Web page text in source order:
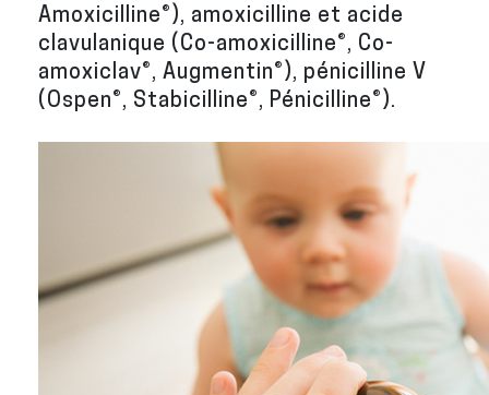
Amoxicilline®), amoxicilline et acide
clavulanique (Co-amoxicilline®, Co-
amoxiclav®, Augmentin®), pénicilline V
(Ospen®, Stabicilline®, Pénicilline®).